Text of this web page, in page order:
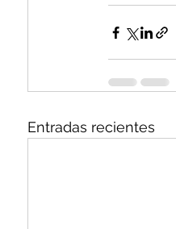
Entradas recientes